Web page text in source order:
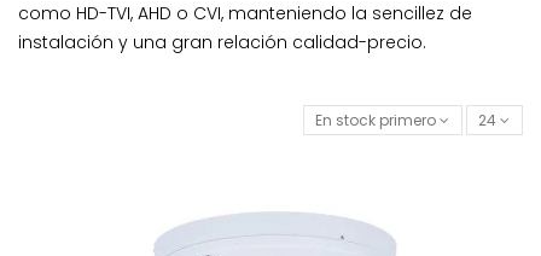
como HD-TVI, AHD o CVI, manteniendo la sencillez de
instalación y una gran relación calidad-precio.
En stock primero 24